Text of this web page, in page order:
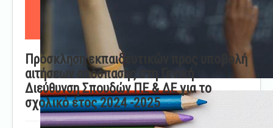
Πρόσκληση εκπαιδευτικών προς υποβολή
αιτήσεων απόσπασης στη Γενική
Διεύθυνση Σπουδών ΠΕ & ΔΕ για το
σχολικό έτος 2024 -2025